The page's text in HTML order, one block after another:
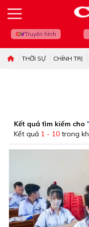
Truyền hình
THỜI SỰ CHÍNH TRỊ
Kết quả tìm kiếm cho
Kết quả 1 - 10 trong